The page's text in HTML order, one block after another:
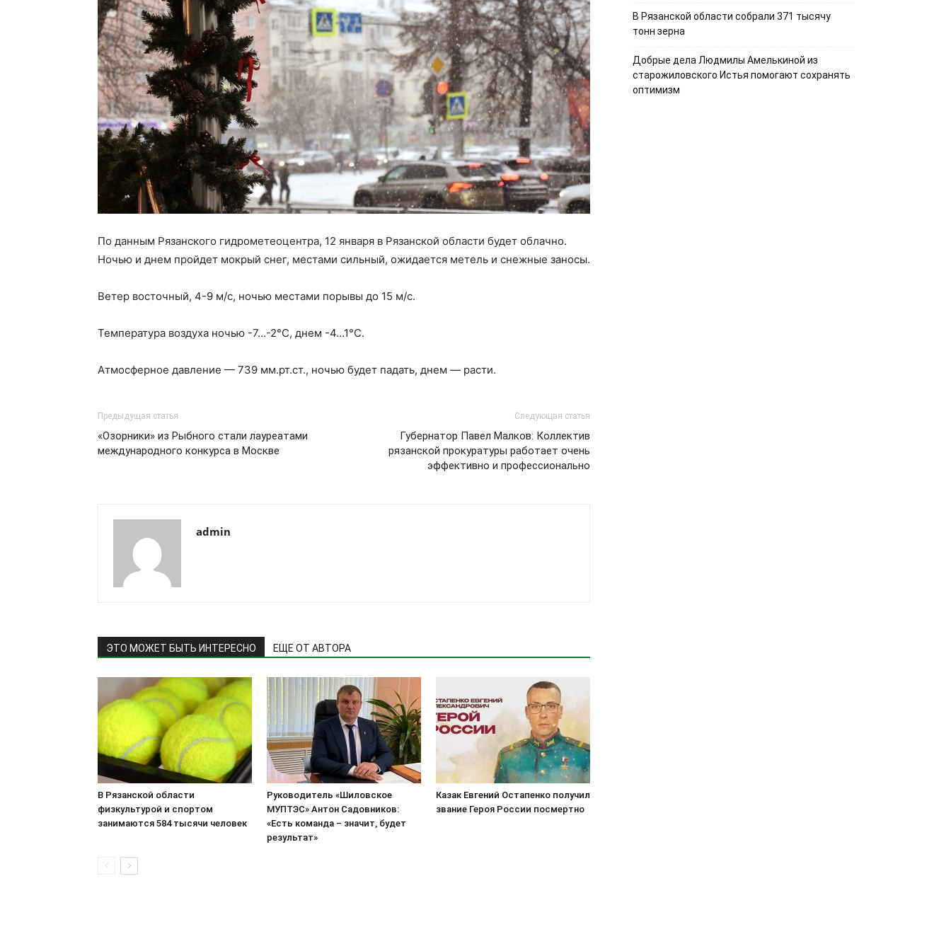
По данным Рязанского гидрометеоцентра, 12 января в Рязанской области будет облачно.
Ночью и днем пройдет мокрый снег, местами сильный, ожидается метель и снежные заносы.
Ветер восточный, 4-9 м/с, ночью местами порывы до 15 м/с.
Температура воздуха ночью -7…-2°С, днем -4…1°С.
Атмосферное давление — 739 мм.рт.ст., ночью будет падать, днем — расти.
Предыдущая статья
«Озорники» из Рыбного стали лауреатами
международного конкурса в Москве
Следующая статья
Губернатор Павел Малков: Коллектив
рязанской прокуратуры работает очень
эффективно и профессионально
admin
ЭТО МОЖЕТ БЫТЬ ИНТЕРЕСНО ЕЩЕ ОТ АВТОРА
В Рязанской области
физкультурой и спортом
занимаются 584 тысячи человек
Руководитель «Шиловское
МУПТЭС» Антон Садовников:
«Есть команда – значит, будет
результат»
Казак Евгений Остапенко получил
звание Героя России посмертно
В Рязанской области собрали 371 тысячу
тонн зерна
Добрые дела Людмилы Амелькиной из
старожиловского Истья помогают сохранять
оптимизм